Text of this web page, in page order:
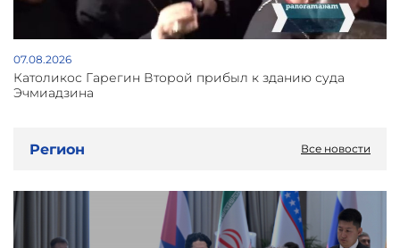
07.08.2026
Католикос Гарегин Второй прибыл к зданию суда
Эчмиадзина
Регион Все новости